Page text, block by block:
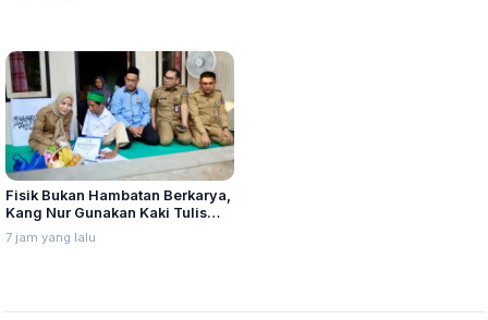
Fisik Bukan Hambatan Berkarya,
Kang Nur Gunakan Kaki Tulis
Kaligrafi Arab
7 jam yang lalu